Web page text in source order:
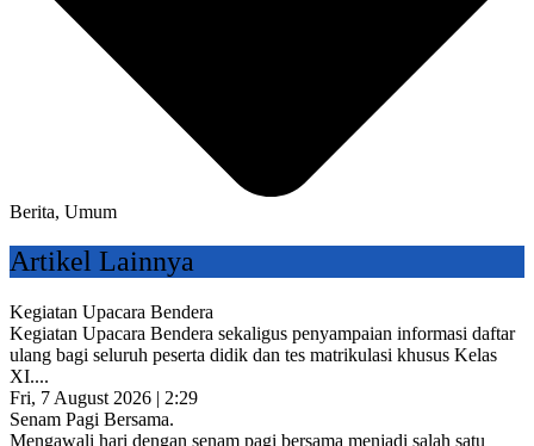
Berita, Umum
Artikel Lainnya
Kegiatan Upacara Bendera
Kegiatan Upacara Bendera sekaligus penyampaian informasi daftar
ulang bagi seluruh peserta didik dan tes matrikulasi khusus Kelas
XI....
Fri, 7 August 2026 | 2:29
Senam Pagi Bersama.
Mengawali hari dengan senam pagi bersama menjadi salah satu